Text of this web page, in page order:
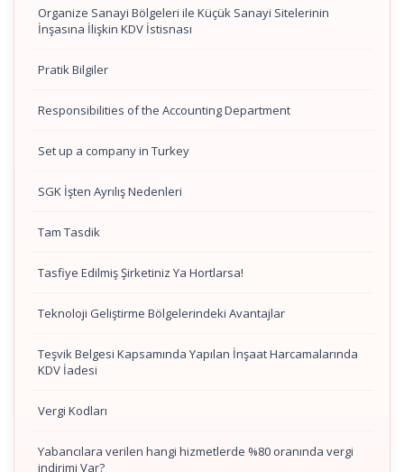
Organize Sanayi Bölgeleri ile Küçük Sanayi Sitelerinin
İnşasına İlişkin KDV İstisnası
Pratik Bilgiler
Responsibilities of the Accounting Department
Set up a company in Turkey
SGK İşten Ayrılış Nedenleri
Tam Tasdik
Tasfiye Edilmiş Şirketiniz Ya Hortlarsa!
Teknoloji Geliştirme Bölgelerindeki Avantajlar
Teşvik Belgesi Kapsamında Yapılan İnşaat Harcamalarında
KDV İadesi
Vergi Kodları
Yabancılara verilen hangi hizmetlerde %80 oranında vergi
indirimi Var?